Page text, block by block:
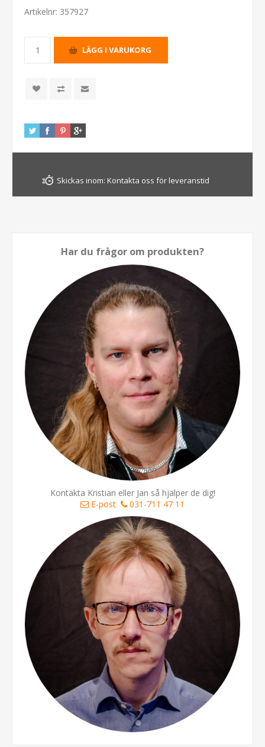
Artikelnr: 357927
Skickas inom: Kontakta oss för leveranstid
Har du frågor om produkten?
Kontakta Kristian eller Jan så hjälper de dig!
E-post
031-711 47 11